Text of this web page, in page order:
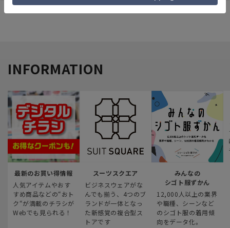
INFORMATION
最新のお買い得情報
人気アイテムやおす
すめ商品などの“おト
ク“が満載のチラシが
Webでも見られる！
スーツスクエア
ビジネスウェアがな
んでも揃う、4つのブ
ランドが一体となっ
た新感覚の複合型ス
トアです
みんなの
シゴト服ずかん
12,000人以上の業界
や職種、シーンなど
のシゴト服の着用傾
向をデータ化。